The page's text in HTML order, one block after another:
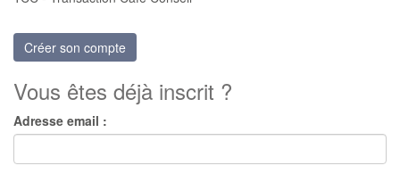
Créer son compte
Vous êtes déjà inscrit ?
Adresse email :